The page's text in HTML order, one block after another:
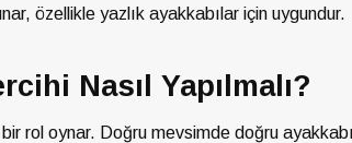
özellikle yazlık ayakkabılar için uygundur.
Nasıl Yapılmalı?
rol oynar. Doğru mevsimde doğru